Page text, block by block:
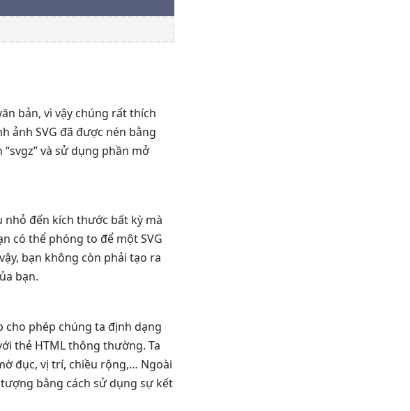
bản, vì vậy chúng rất thích
ảnh SVG đã được nén bằng
và sử dụng phần mở
nhỏ đến kích thước bất kỳ mà
có thể phóng to để một SVG
bạn không còn phải tạo ra
bạn.
cho phép chúng ta định dạng
thẻ HTML thông thường. Ta
đục, vị trí, chiều rộng,… Ngoài
bằng cách sử dụng sự kết